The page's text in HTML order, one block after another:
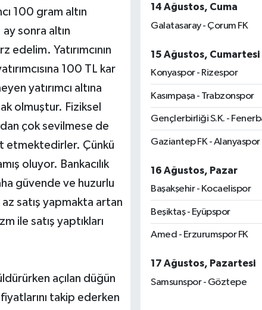
100 gram altın
sonra altın
edelim. Yatırımcının
100 TL kar
yatırımcı altına
olmuştur. Fiziksel
çok sevilmese de
etmektedirler. Çünkü
oluyor. Bankacılık
güvende ve huzurlu
az satış yapmakta artan
ile satış yaptıkları
açılan düğün
takip ederken
14 Ağustos, Cuma
Galatasaray - Çorum FK
15 Ağustos, Cumartesi
Konyaspor - Rizespor
Kasımpaşa - Trabzonspor
Gençlerbirliği S.K. -
Gaziantep FK - Alanyaspor
16 Ağustos, Pazar
Başakşehir - Kocaelispor
Beşiktaş - Eyüpspor
Amed - Erzurumspor FK
17 Ağustos, Pazartesi
Samsunspor - Göztepe